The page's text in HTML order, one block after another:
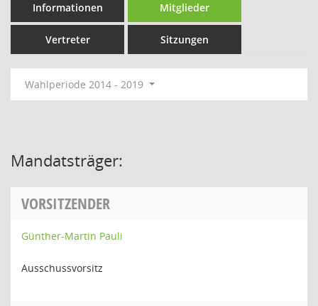
Informationen Mitglieder
Vertreter Sitzungen
Wahlperiode 2014 - 2019
Mandatsträger:
VORSITZENDER
Günther-Martin Pauli
Ausschussvorsitz